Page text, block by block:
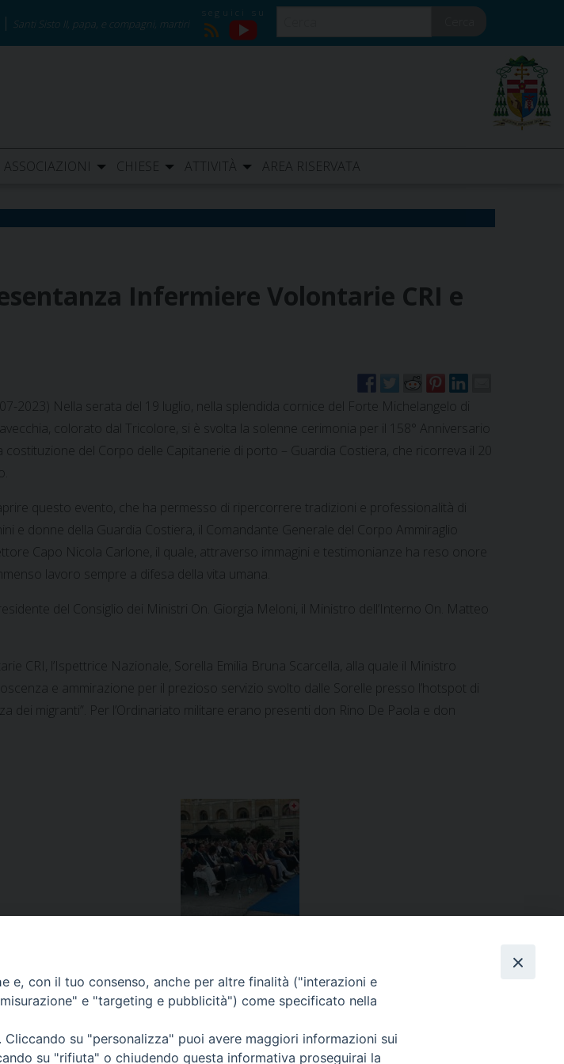
Santi Sisto II, papa, e compagni, martiri
RSS
YouTube
ASSOCIAZIONI CHIESE ATTIVITÀ AREA RISERVATA
Infermiere Volontarie CRI e
07-2023) Nella serata del 19 luglio, nella splendida cornice del Forte Michelangelo di
colorato dal Tricolore, si è svolta la solenne cerimonia per il 158° Anniversario
costituzione del Corpo delle Capitanerie di porto – Guardia Costiera, che ricorreva il 20
questo evento, che ha permesso di ripercorrere tradizioni e professionalità di
e donne della Guardia Costiera, il Comandante Generale del Corpo Ammiraglio
Capo Nicola Carlone, il quale, attraverso immagini e testimonianze ha reso onore
lavoro sempre a difesa della vita umana.
del Consiglio dei Ministri On. Giorgia Meloni, il Ministro dell’Interno On. Matteo
CRI, l’Ispettrice Nazionale, Sorella Emilia Bruna Scarcella, alla quale il Ministro
e ammirazione per il prezioso servizio svolto dalle Sorelle presso l’hotspot di
migranti”. Per l’Ordinariato militare erano presenti don Rino De Paola e don
e, con il tuo consenso, anche per altre finalità ("interazioni e
e "targeting e pubblicità") come specificato nella
su "personalizza" puoi avere maggiori informazioni sui
su "rifiuta" o chiudendo questa informativa proseguirai la